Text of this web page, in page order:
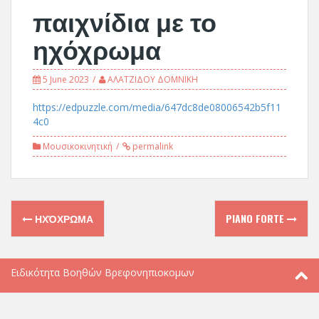
παιχνίδια με το
ηχόχρωμα
5 June 2023 ΑΛΑΤΖΙΔΟΥ ΔΟΜΝΙΚΗ
https://edpuzzle.com/media/647dc8de08006542b5f11
4c0
Μουσικοκινητική permalink
Post
navigation
ΗΧΌΧΡΩΜΑ PIANO FORTE
Ειδικότητα Βοηθών Βρεφονηπιοκομων